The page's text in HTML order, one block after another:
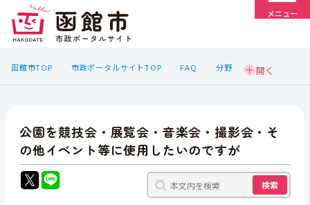
メニュー
函館市TOP 市政ポータルサイトTOP FAQ 分野
公園を競技会・展覧会・音楽会・撮影会・そ
の他イベント等に使用したいのですが
検索